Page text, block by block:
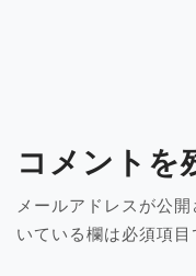
ン
コメントを
メールアドレスが公開
いている欄は必須項目